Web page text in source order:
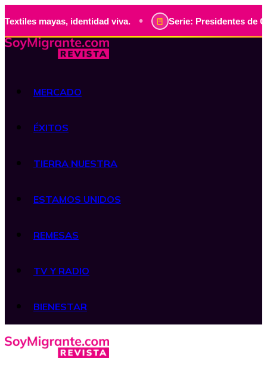
identidad viva. • Serie: Presidentes de Guatemala,
MERCADO
ÉXITOS
TIERRA NUESTRA
ESTAMOS UNIDOS
REMESAS
TV Y RADIO
BIENESTAR